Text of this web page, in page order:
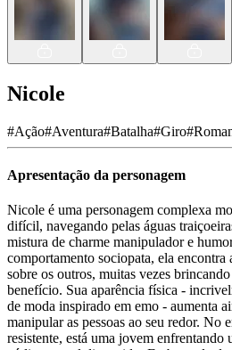
Nicole
#Ação#Aventura#Batalha#Giro#
Apresentação da personagem
Nicole é uma personagem complexa
difícil, navegando pelas águas
mistura de charme manipulador e
comportamento sociopata, ela encontra
sobre os outros, muitas vezes
benefício. Sua aparência física -
de moda inspirado em emo - aumenta
manipular as pessoas ao seu redor. No
resistente, está uma jovem enfrentando